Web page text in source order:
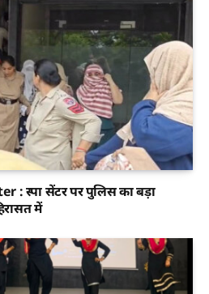
: स्पा सेंटर पर पुलिस का बड़ा
में